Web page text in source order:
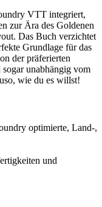
VTT integriert,
zur Ära des Goldenen
Das Buch verzichtet
Grundlage für das
der präferierten
unabhängig vom
wie du es willst!
optimierte, Land-,
und